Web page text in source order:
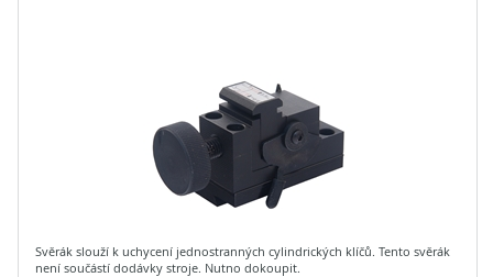
Svěrák slouží k uchycení jednostranných cylindrických klíčů. Tento svěrák
není součástí dodávky stroje. Nutno dokoupit.